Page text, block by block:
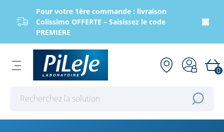
Pour votre 1ère commande : livraison
Colissimo OFFERTE – Saisissez le code
PREMIERE
0